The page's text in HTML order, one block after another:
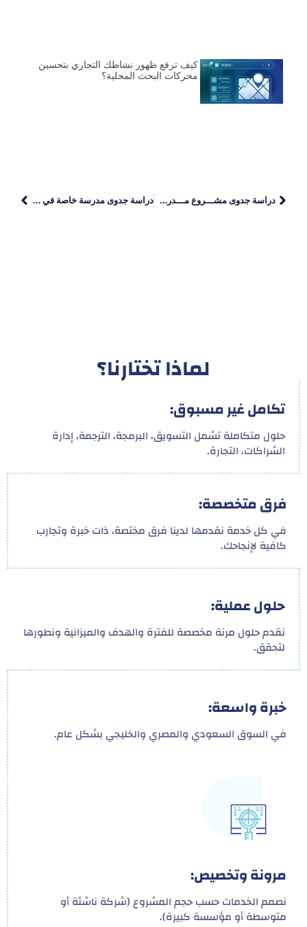
كيف ترفع ظهور نشاطك التجاري بتحسين
محركات البحث المحلية؟
دراسة جدوى مشـــروع مـــدرسة عالمية بــالمملكــة دراسة جدوى مدرسة خاصة في اليمن Pdf
لماذا تختارنا؟
تكامل غير مسبوق:
حلول متكاملة تشمل التسويق، البرمجة، الترجمة، إدارة
الشراكات، التجارة.
فرق متخصصة:
في كل خدمة نقدمها لدينا فرق مختصة، ذات خبرة وتجارب
كافية لإنجاحك.
حلول عملية:
نقدم حلول مرنة مخصصة للفترة والهدف والميزانية ونطورها
لتحقق.
خبرة واسعة:
في السوق السعودي والمصري والخليجي بشكل عام.
مرونة وتخصيص:
نصمم الخدمات حسب حجم المشروع (شركة ناشئة أو
متوسطة أو مؤسسة كبيرة).